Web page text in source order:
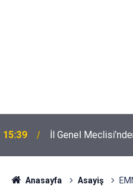
15:39 İl Genel
Anasayfa Asayiş